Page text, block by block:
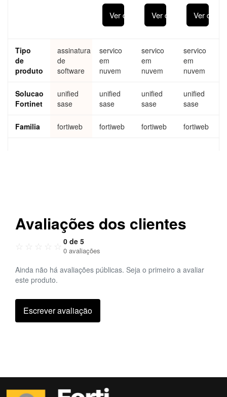
e for
Forti
Web-
with
Adva
bundl
ox
SaaS
for
Ver detalhes
ox
SaaS
for
Ver detalhes
x
SaaS
for
Ver
Tipo
de
produto
assinatura
de
software
servico
em
nuvem
servico
em
nuvem
servico
em
nuvem
Solucao
Fortinet
unified
sase
unified
sase
unified
sase
unified
sase
Familia fortiweb fortiweb fortiweb fortiweb
Avaliações dos clientes
☆ ☆ ☆ ☆ ☆ 0 de 5
0 avaliações
Ainda não há avaliações públicas. Seja o primeiro a avaliar
este produto.
Escrever avaliação